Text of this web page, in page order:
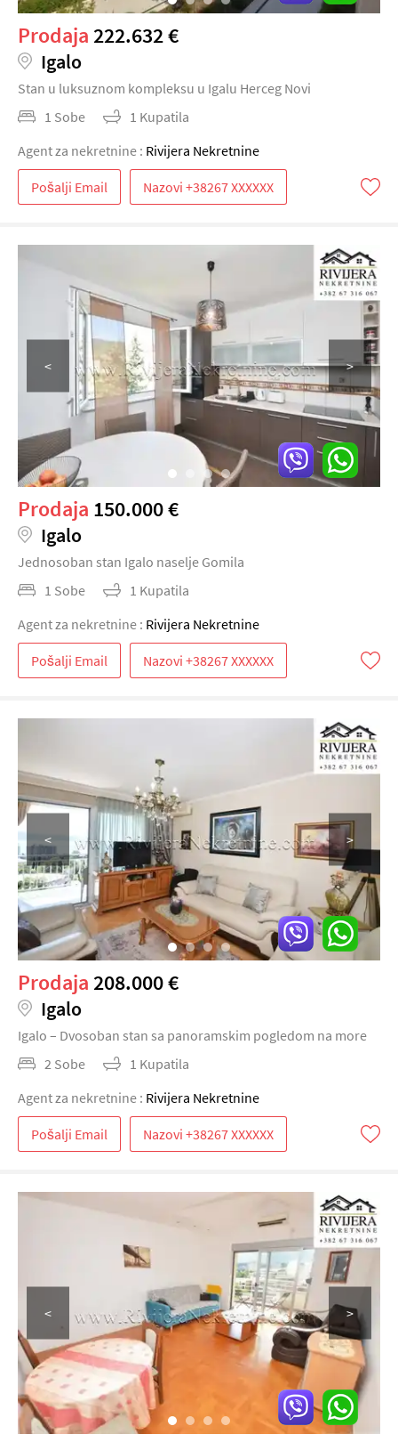
Prodaja222.632 €
Igalo
Stan u luksuznom kompleksu u Igalu Herceg Novi
1 Sobe
1 Kupatila
Agent za nekretnine : Rivijera Nekretnine
Pošalji Email
< >
Prodaja 150.000 €
Igalo
Jednosoban stan Igalo naselje Gomila
1 Sobe
1 Kupatila
Agent za nekretnine : Rivijera Nekretnine
Pošalji Email
< >
Prodaja208.000 €
Igalo
Igalo – Dvosoban stan sa panoramskim pogledom na more
2 Sobe
1 Kupatila
Agent za nekretnine : Rivijera Nekretnine
Pošalji Email
< >